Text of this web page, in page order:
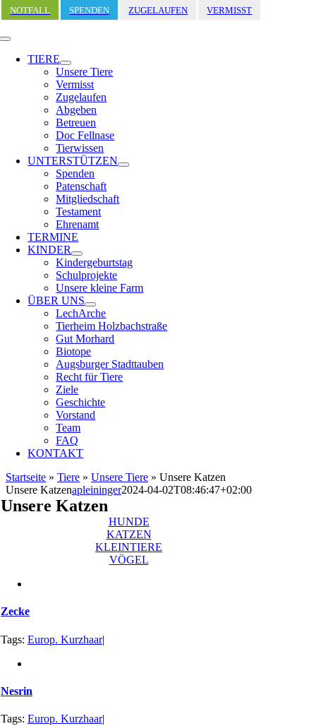
Zum
Inhalt
springen
NOTFALL SPENDEN ZUGELAUFEN VERMISST
Toggle
Navigation
TIERE
Unsere Tiere
Vermisst
Zugelaufen
Abgeben
Betreuen
Doc Fellnase
Tierwissen
UNTERSTÜTZEN
Spenden
Patenschaft
Mitgliedschaft
Testament
Ehrenamt
TERMINE
KINDER
Kindergeburtstag
Schulprojekte
Unsere kleine Farm
ÜBER UNS
LechArche
Tierheim Holzbachstraße
Gut Morhard
Biotope
Augsburger Stadttauben
Recht für Tiere
Ziele
Geschichte
Vorstand
Team
FAQ
KONTAKT
Startseite » Tiere » Unsere Tiere » Unsere Katzen
Unsere Katzenapleininger2024-04-02T08:46:47+02:00
Unsere Katzen
HUNDE
KATZEN
KLEINTIERE
VÖGEL
Zecke
Tags:Europ. Kurzhaar|
Nesrin
Tags:Europ. Kurzhaar|